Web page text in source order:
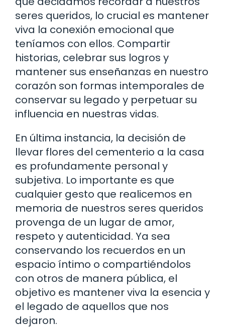
seres queridos, lo crucial es mantener
viva la conexión emocional que
teníamos con ellos. Compartir
historias, celebrar sus logros y
mantener sus enseñanzas en nuestro
corazón son formas intemporales de
conservar su legado y perpetuar su
influencia en nuestras vidas.
En última instancia, la decisión de
llevar flores del cementerio a la casa
es profundamente personal y
subjetiva. Lo importante es que
cualquier gesto que realicemos en
memoria de nuestros seres queridos
provenga de un lugar de amor,
respeto y autenticidad. Ya sea
conservando los recuerdos en un
espacio íntimo o compartiéndolos
con otros de manera pública, el
objetivo es mantener viva la esencia y
el legado de aquellos que nos
dejaron.